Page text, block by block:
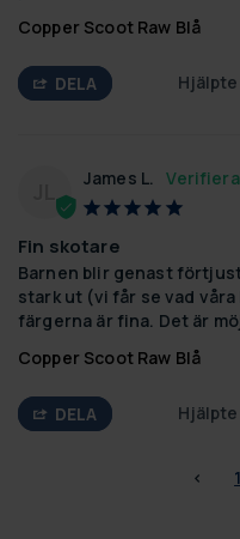
Copper Scoot Raw Blå
DELA
James L.
Fin skotare
Barnen blir genast
stark ut (vi får se vad
färgerna är fina. Det är
Copper Scoot Raw Blå
DELA
< 1